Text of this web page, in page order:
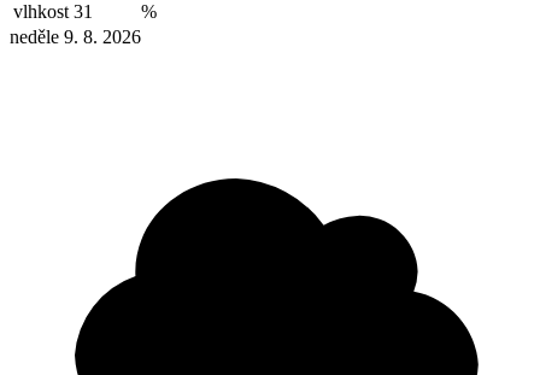
vlhkost 31
%
neděle 9. 8. 2026